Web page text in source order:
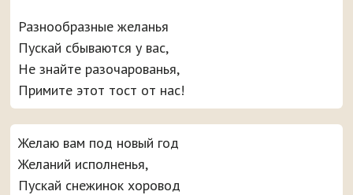
Разнообразные желанья
Пускай сбываются у вас,
Не знайте разочарованья,
Примите этот тост от нас!
Желаю вам под новый год
Желаний исполненья,
Пускай снежинок хоровод